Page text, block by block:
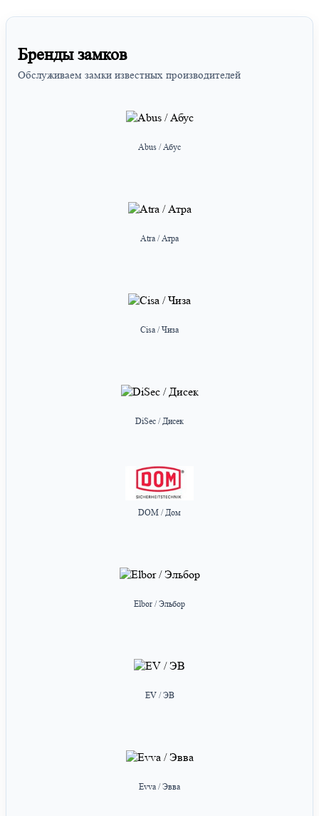
Бренды замков
Обслуживаем замки известных производителей
Abus / Абус
Atra / Атра
Cisa / Чиза
DiSec / Дисек
DOM / Дом
Elbor / Эльбор
EV / ЭВ
Evva / Эвва